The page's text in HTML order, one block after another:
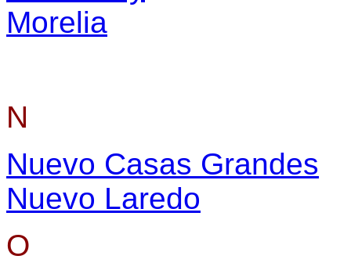
Morelia
N
Nuevo Casas Grandes
Nuevo Laredo
O